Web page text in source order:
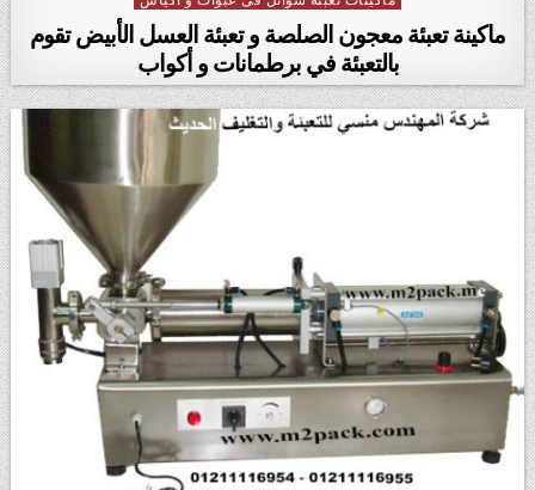
ماكينة تعبئة معجون الصلصة و تعبئة العسل الأبيض تقوم
بالتعبئة في برطمانات و أكواب